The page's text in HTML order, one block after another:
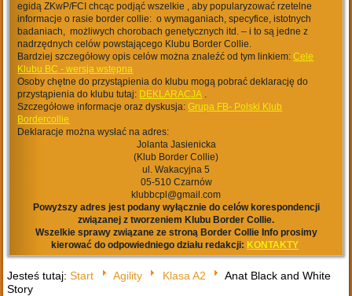
egidą ZKwP/FCI chcąc podjąć wszelkie , aby popularyzować rzetelne
informacje o rasie border collie: o wymaganiach, specyfice, istotnych
badaniach, możliwych chorobach genetycznych itd. – i to są jedne z
nadrzędnych celów powstającego Klubu Border Collie.
Bardziej szczegółowy opis celów można znaleźć od tym linkiem:Cele
Klubu BC - wersja wstępna
Osoby chętne do przystąpienia do klubu mogą pobrać deklarację do
przystąpienia do klubu tutaj: DEKLARACJA .
Szczegółowe informacje oraz dyskusja:Grupa FB- Polski Klub
Bordercollie
Deklaracje można wysłać na adres:
Jolanta Jasienicka
(Klub Border Collie)
ul. Wakacyjna 5
05-510 Czarnów
klubbcpl@gmail.com
Powyższy adres jest podany wyłącznie do celów korespondencji
związanej z tworzeniem Klubu Border Collie.
Wszelkie sprawy związane ze stroną Border Collie Info prosimy
kierować do odpowiedniego działu redakcji: KONTAKTY
Jesteś tutaj:Start Agility Klasa A2
Anat Black and White
Story